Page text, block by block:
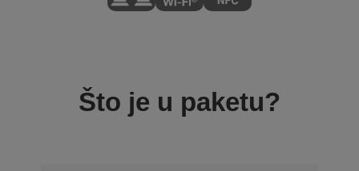
Što je u paketu?